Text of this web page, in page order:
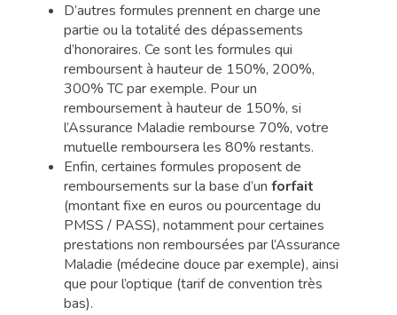
D’autres formules prennent en charge une
partie ou la totalité des dépassements
d’honoraires. Ce sont les formules qui
remboursent à hauteur de 150%, 200%,
300% TC par exemple. Pour un
remboursement à hauteur de 150%, si
l’Assurance Maladie rembourse 70%, votre
mutuelle remboursera les 80% restants.
Enfin, certaines formules proposent de
remboursements sur la base d’un forfait
(montant fixe en euros ou pourcentage du
PMSS / PASS), notamment pour certaines
prestations non remboursées par l’Assurance
Maladie (médecine douce par exemple), ainsi
que pour l’optique (tarif de convention très
bas).